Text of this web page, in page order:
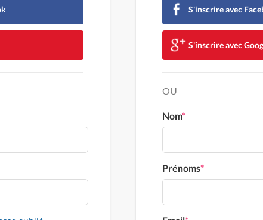
S'inscrire avec
S'inscrire avec
OU
Nom*
Prénoms*